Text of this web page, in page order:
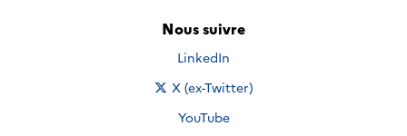
Nous suivre
Nous suivre sur
LinkedIn
Nous suivre sur
X (ex-Twitter)
Nous suivre sur
YouTube